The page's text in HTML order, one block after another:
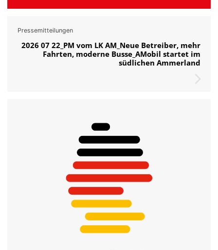
Pressemitteilungen
2026 07 22_PM vom LK AM_Neue Betreiber, mehr
Fahrten, moderne Busse_AMobil startet im
südlichen Ammerland